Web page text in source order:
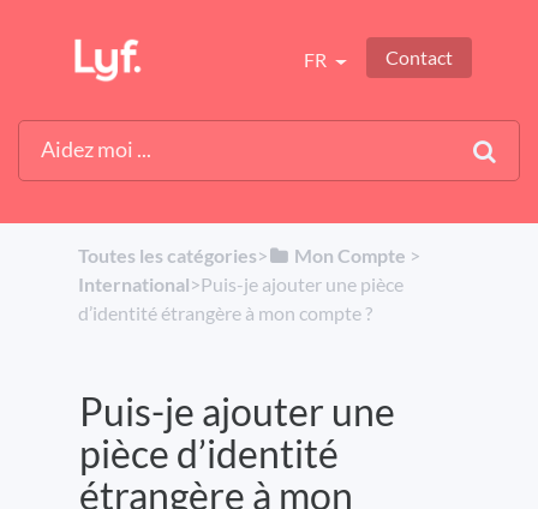
FR Contact
Toutes les catégories​>​ ​Mon Compte ​ > ​
International​>​ Puis-je ajouter une pièce
d’identité étrangère à mon compte ?
Puis-je ajouter une
pièce d’identité
étrangère à mon